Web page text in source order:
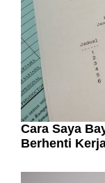
Cara Saya
Berhenti